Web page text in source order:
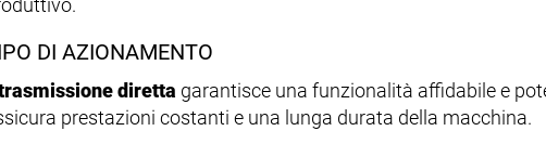
DI AZIONAMENTO
diretta garantisce una funzionalità affidabile e
prestazioni costanti e una lunga durata della macchina.